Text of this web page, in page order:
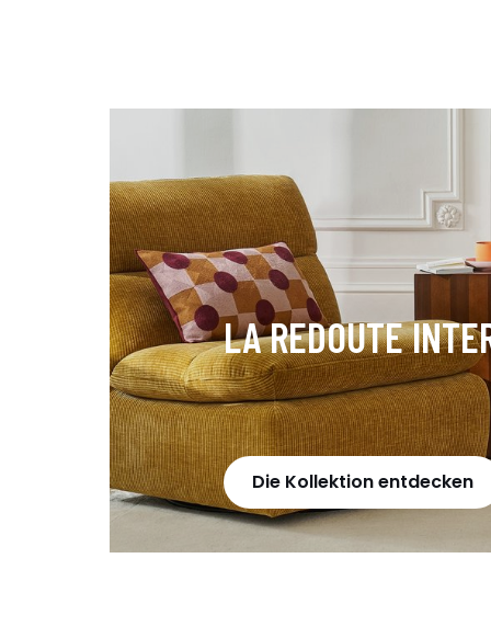
LA REDOUTE
Die Kollektion entdecken